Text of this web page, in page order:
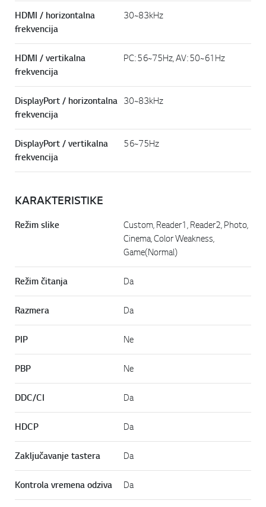
HDMI / horizontalna
frekvencija
30~83kHz
HDMI / vertikalna
frekvencija
PC: 56~75Hz, AV: 50~61Hz
DisplayPort / horizontalna
frekvencija
30~83kHz
DisplayPort / vertikalna
frekvencija
56~75Hz
KARAKTERISTIKE
Režim slike
Custom, Reader1, Reader2, Photo,
Cinema, Color Weakness,
Game(Normal)
Režim čitanja Da
Razmera Da
PIP Ne
PBP Ne
DDC/CI Da
HDCP Da
Zaključavanje tastera Da
Kontrola vremena odziva Da